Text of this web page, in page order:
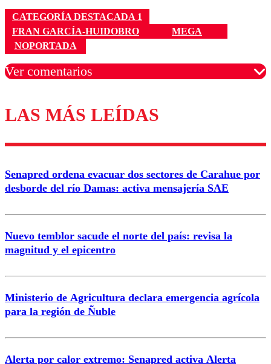
CATEGORÍA DESTACADA 1
FRAN GARCÍA-HUIDOBRO
MEGA
NOPORTADA
Ver comentarios
Los comentarios son moderados para garantizar un
diálogo respetuoso.
Nombre
Correo
LAS MÁS LEÍDAS
Senapred ordena evacuar dos sectores de Carahue por
desborde del río Damas: activa mensajería SAE
Nuevo temblor sacude el norte del país: revisa la
magnitud y el epicentro
Ministerio de Agricultura declara emergencia agrícola
para la región de Ñuble
Alerta por calor extremo: Senapred activa Alerta